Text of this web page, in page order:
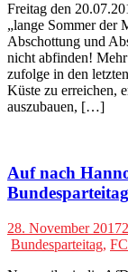
Freitag den
„lange Sommer der
Abschottung und
nicht abfinden!
zufolge in den
Küste zu erreichen,
auszubauen, […]
Auf nach
28. November 2017
Bundesparteitag,